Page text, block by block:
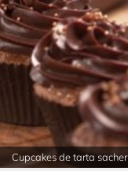
Cupcakes de tarta sacher